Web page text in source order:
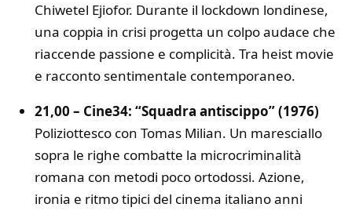
Chiwetel Ejiofor. Durante il lockdown londinese,
una coppia in crisi progetta un colpo audace che
riaccende passione e complicità. Tra heist movie
e racconto sentimentale contemporaneo.
21,00 – Cine34: “Squadra antiscippo” (1976)
Poliziottesco con Tomas Milian. Un maresciallo
sopra le righe combatte la microcriminalità
romana con metodi poco ortodossi. Azione,
ironia e ritmo tipici del cinema italiano anni